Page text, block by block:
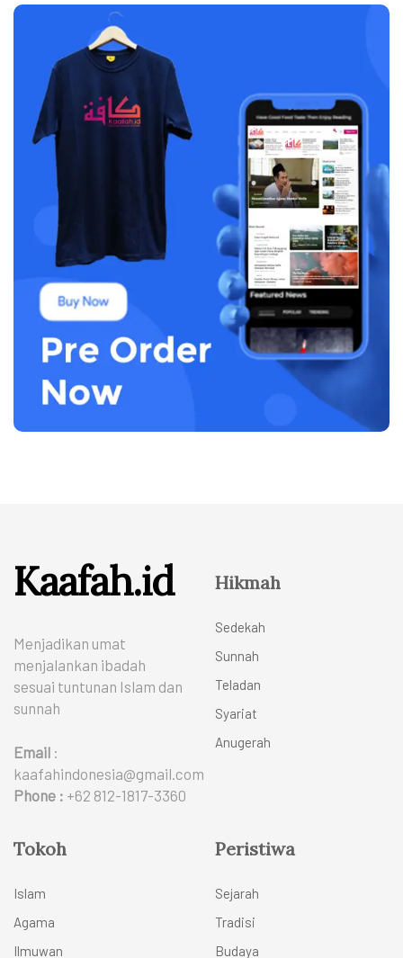
Kaafah.id
Menjadikan umat
menjalankan ibadah
sesuai tuntunan Islam dan
sunnah
Email :
kaafahindonesia@gmail.com
Phone : +62 812-1817-3360
Hikmah
Sedekah
Sunnah
Teladan
Syariat
Anugerah
Tokoh
Islam
Agama
Ilmuwan
Peristiwa
Sejarah
Tradisi
Budaya